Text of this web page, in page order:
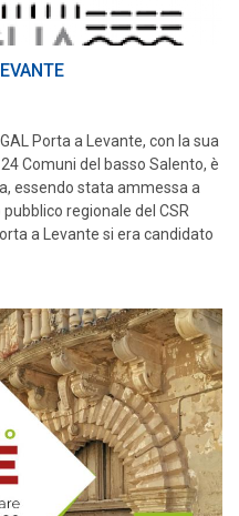
Porta a Levante, con la sua
Comuni del basso Salento, è
essendo stata ammessa a
regionale del CSR
a Levante si era candidato